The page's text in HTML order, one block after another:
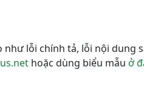
như lỗi chính tả, lỗi nội dung
hoặc dùng biểu mẫu ở